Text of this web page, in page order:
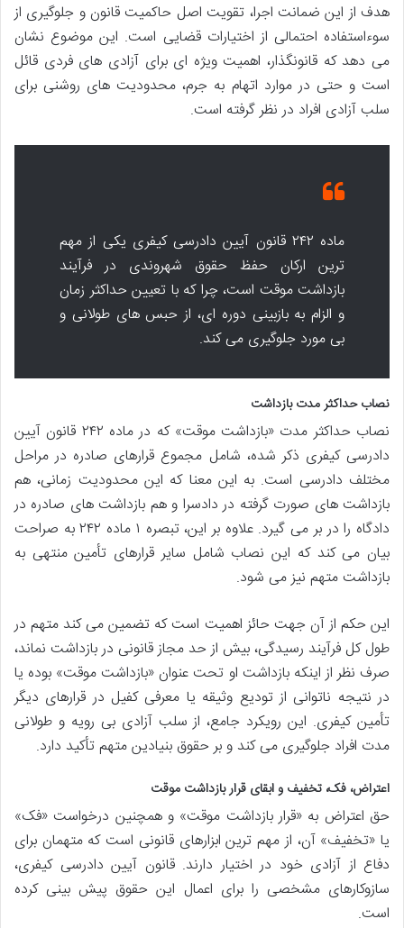
هدف از این ضمانت اجرا، تقویت اصل حاکمیت قانون و جلوگیری از
سوءاستفاده احتمالی از اختیارات قضایی است. این موضوع نشان
می دهد که قانونگذار، اهمیت ویژه ای برای آزادی های فردی قائل
است و حتی در موارد اتهام به جرم، محدودیت های روشنی برای
سلب آزادی افراد در نظر گرفته است.
ماده ۲۴۲ قانون آیین دادرسی کیفری یکی از مهم
ترین ارکان حفظ حقوق شهروندی در فرآیند
بازداشت موقت است، چرا که با تعیین حداکثر زمان
و الزام به بازبینی دوره ای، از حبس های طولانی و
بی مورد جلوگیری می کند.
نصاب حداکثر مدت بازداشت
نصاب حداکثر مدت «بازداشت موقت» که در ماده ۲۴۲ قانون آیین
دادرسی کیفری ذکر شده، شامل مجموع قرارهای صادره در مراحل
مختلف دادرسی است. به این معنا که این محدودیت زمانی، هم
بازداشت های صورت گرفته در دادسرا و هم بازداشت های صادره در
دادگاه را در بر می گیرد. علاوه بر این، تبصره ۱ ماده ۲۴۲ به صراحت
بیان می کند که این نصاب شامل سایر قرارهای تأمین منتهی به
بازداشت متهم نیز می شود.
این حکم از آن جهت حائز اهمیت است که تضمین می کند متهم در
طول کل فرآیند رسیدگی، بیش از حد مجاز قانونی در بازداشت نماند،
صرف نظر از اینکه بازداشت او تحت عنوان «بازداشت موقت» بوده یا
در نتیجه ناتوانی از تودیع وثیقه یا معرفی کفیل در قرارهای دیگر
تأمین کیفری. این رویکرد جامع، از سلب آزادی بی رویه و طولانی
مدت افراد جلوگیری می کند و بر حقوق بنیادین متهم تأکید دارد.
اعتراض، فک، تخفیف و ابقای قرار بازداشت موقت
حق اعتراض به «قرار بازداشت موقت» و همچنین درخواست «فک»
یا «تخفیف» آن، از مهم ترین ابزارهای قانونی است که متهمان برای
دفاع از آزادی خود در اختیار دارند. قانون آیین دادرسی کیفری،
سازوکارهای مشخصی را برای اعمال این حقوق پیش بینی کرده
است.